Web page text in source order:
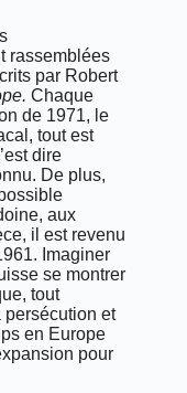
rassemblées
par Robert
Chaque
de 1971, le
tout est
dire
De plus,
aux
il est revenu
Imaginer
se montrer
tout
et
en Europe
pour